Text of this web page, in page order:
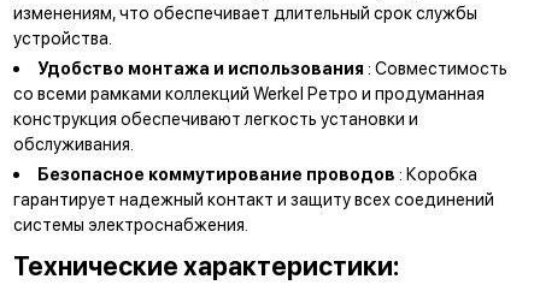
изменениям, что обеспечивает длительный срок службы
устройства.
Удобство монтажа и использования: Совместимость
со всеми рамками коллекций Werkel Ретро и продуманная
конструкция обеспечивают легкость установки и
обслуживания.
Безопасное коммутирование проводов: Коробка
гарантирует надежный контакт и защиту всех соединений
системы электроснабжения.
Технические характеристики: